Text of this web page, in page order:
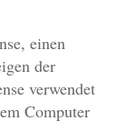
einen
der
verwendet
Computer